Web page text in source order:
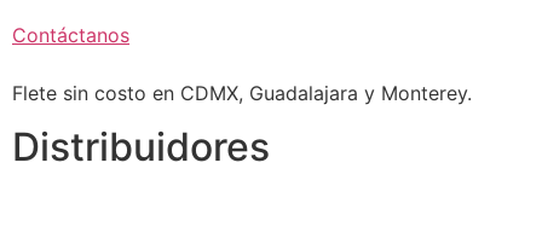
Contáctanos
Flete sin costo en CDMX, Guadalajara y Monterey.
Distribuidores